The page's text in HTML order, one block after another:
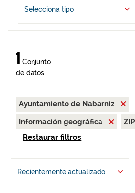
Selecciona tipo
1 Conjunto
de datos
Ayuntamiento de Nabarniz
Información geográfica
ZIP
Restaurar filtros
Recientemente actualizado